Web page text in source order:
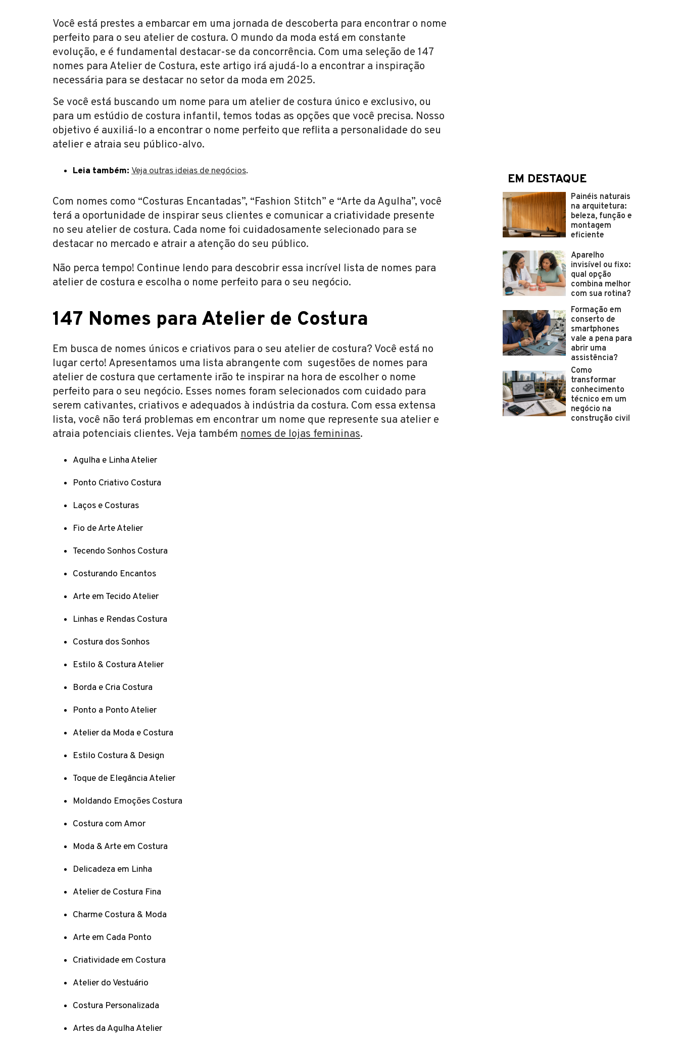
Você está prestes a embarcar em uma jornada de descoberta para encontrar o nome
perfeito para o seu atelier de costura. O mundo da moda está em constante
evolução, e é fundamental destacar-se da concorrência. Com uma seleção de 147
nomes para Atelier de Costura, este artigo irá ajudá-lo a encontrar a inspiração
necessária para se destacar no setor da moda em 2025.
Se você está buscando um nome para um atelier de costura único e exclusivo, ou
para um estúdio de costura infantil, temos todas as opções que você precisa. Nosso
objetivo é auxiliá-lo a encontrar o nome perfeito que reflita a personalidade do seu
atelier e atraia seu público-alvo.
Leia também: Veja outras ideias de negócios.
Com nomes como “Costuras Encantadas”, “Fashion Stitch” e “Arte da Agulha”, você
terá a oportunidade de inspirar seus clientes e comunicar a criatividade presente
no seu atelier de costura. Cada nome foi cuidadosamente selecionado para se
destacar no mercado e atrair a atenção do seu público.
Não perca tempo! Continue lendo para descobrir essa incrível lista de nomes para
atelier de costura e escolha o nome perfeito para o seu negócio.
147 Nomes para Atelier de Costura
Em busca de nomes únicos e criativos para o seu atelier de costura? Você está no
lugar certo! Apresentamos uma lista abrangente com sugestões de nomes para
atelier de costura que certamente irão te inspirar na hora de escolher o nome
perfeito para o seu negócio. Esses nomes foram selecionados com cuidado para
serem cativantes, criativos e adequados à indústria da costura. Com essa extensa
lista, você não terá problemas em encontrar um nome que represente sua atelier e
atraia potenciais clientes. Veja também nomes de lojas femininas.
Agulha e Linha Atelier
Ponto Criativo Costura
Laços e Costuras
Fio de Arte Atelier
Tecendo Sonhos Costura
Costurando Encantos
Arte em Tecido Atelier
Linhas e Rendas Costura
Costura dos Sonhos
Estilo & Costura Atelier
Borda e Cria Costura
Ponto a Ponto Atelier
Atelier da Moda e Costura
Estilo Costura & Design
Toque de Elegância Atelier
Moldando Emoções Costura
Costura com Amor
Moda & Arte em Costura
Delicadeza em Linha
Atelier de Costura Fina
Charme Costura & Moda
Arte em Cada Ponto
Criatividade em Costura
Atelier do Vestuário
Costura Personalizada
Artes da Agulha Atelier
EM DESTAQUE
Painéis naturais
na arquitetura:
beleza, função e
montagem
eficiente
Aparelho
invisível ou fixo:
qual opção
combina melhor
com sua rotina?
Formação em
conserto de
smartphones
vale a pena para
abrir uma
assistência?
Como
transformar
conhecimento
técnico em um
negócio na
construção civil